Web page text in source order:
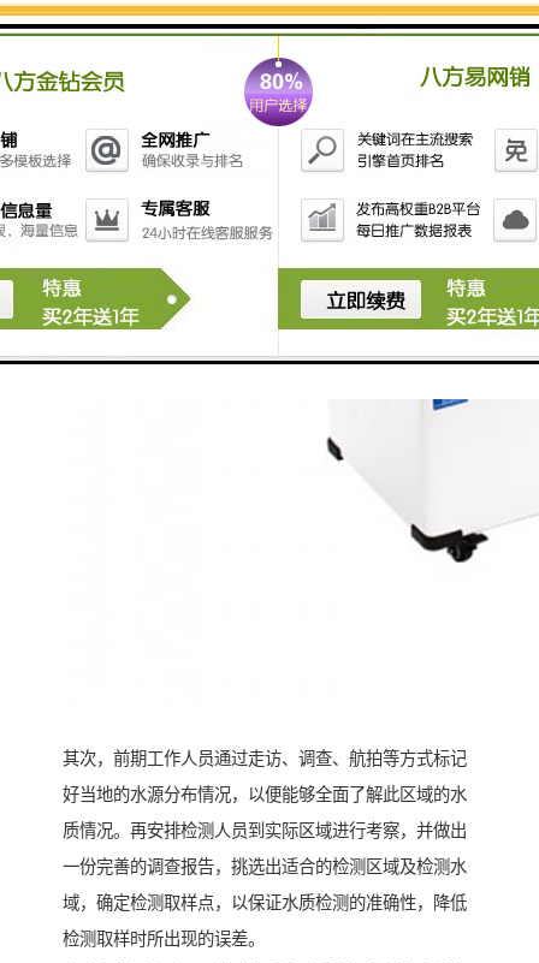
其次，前期工作人员通过走访、调查、航拍等方式标记
好当地的水源分布情况，以便能够全面了解此区域的水
质情况。再安排检测人员到实际区域进行考察，并做出
一份完善的调查报告，挑选出适合的检测区域及检测水
域，确定检测取样点，以保证水质检测的准确性，降低
检测取样时所出现的误差。